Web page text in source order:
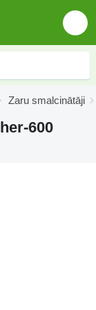
Zaru smalcinātāji
600